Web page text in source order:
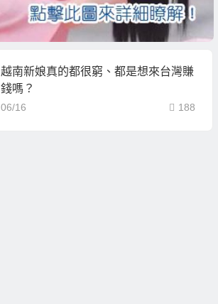
越南新娘真的都很窮、都是想來台灣賺
錢嗎？
06/16 188